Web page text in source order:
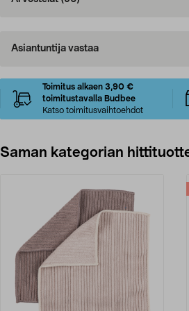
Asiantuntija vastaa
Toimitus alkaen 3,90 €
toimitustavalla Budbee
Katso toimitusvaihtoehdot
Saman kategorian